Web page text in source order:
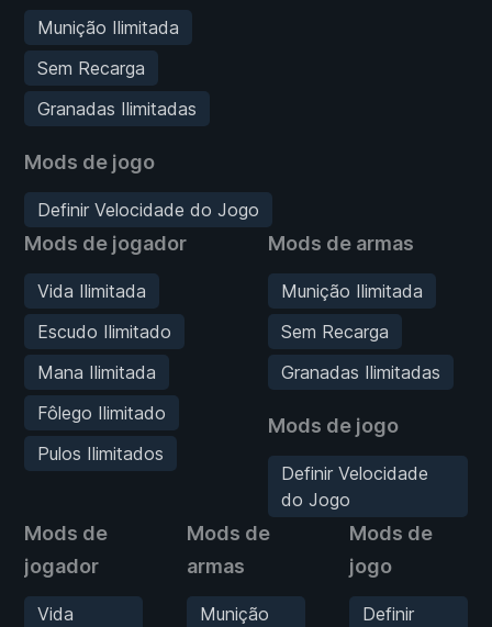
Munição Ilimitada
Sem Recarga
Granadas Ilimitadas
Mods de jogo
Definir Velocidade do Jogo
Mods de jogador
Vida Ilimitada
Escudo Ilimitado
Mana Ilimitada
Fôlego Ilimitado
Pulos Ilimitados
Mods de armas
Munição Ilimitada
Sem Recarga
Granadas Ilimitadas
Mods de jogo
Definir Velocidade
do Jogo
Mods de
jogador
Vida
Mods de
armas
Munição
Mods de
jogo
Definir